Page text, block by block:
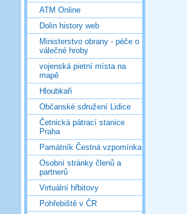
ATM Online
Dolin history web
Ministerstvo obrany - péče o
válečné hroby
vojenská pietní místa na
mapě
Hloubkaři
Občanské sdružení Lidice
Četnická pátrací stanice
Praha
Památník Čestná vzpomínka
Osobní stránky členů a
partnerů
Virtuální hřbitovy
Pohřebiště v ČR